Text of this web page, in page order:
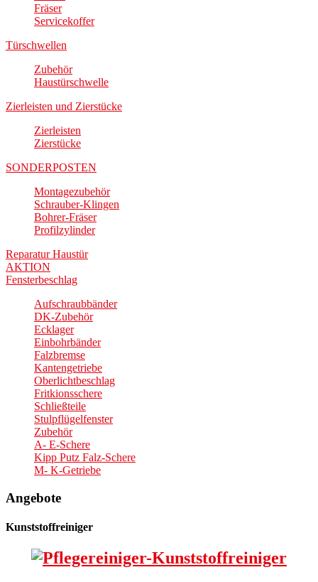
Fräser
Servicekoffer
Türschwellen
Zubehör
Haustürschwelle
Zierleisten und Zierstücke
Zierleisten
Zierstücke
SONDERPOSTEN
Montagezubehör
Schrauber-Klingen
Bohrer-Fräser
Profilzylinder
Reparatur Haustür
AKTION
Fensterbeschlag
Aufschraubbänder
DK-Zubehör
Ecklager
Einbohrbänder
Falzbremse
Kantengetriebe
Oberlichtbeschlag
Fritkionsschere
Schließteile
Stulpflügelfenster
Zubehör
A- E-Schere
Kipp Putz Falz-Schere
M- K-Getriebe
Angebote
Kunststoffreiniger